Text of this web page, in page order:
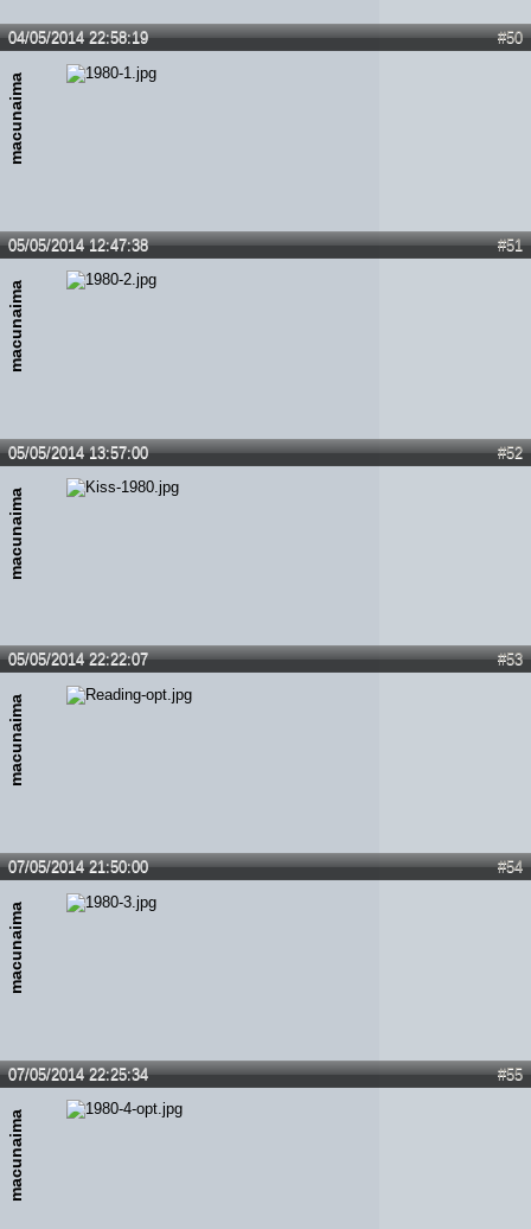
#50
04/05/2014 22:58:19
macunaima
#51
05/05/2014 12:47:38
macunaima
#52
05/05/2014 13:57:00
macunaima
#53
05/05/2014 22:22:07
macunaima
#54
07/05/2014 21:50:00
macunaima
#55
07/05/2014 22:25:34
macunaima